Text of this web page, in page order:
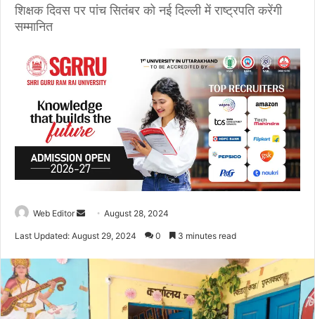
शिक्षक दिवस पर पांच सितंबर को नई दिल्ली में राष्ट्रपति करेंगी
सम्मानित
Web Editor
d
e
August 28, 2024
Last Updated: August 29, 2024 0 3 minutes read